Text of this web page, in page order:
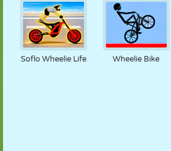
Soflo Wheelie Life Wheelie Bike